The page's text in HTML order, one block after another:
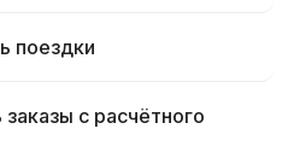
поездки
с расчётного